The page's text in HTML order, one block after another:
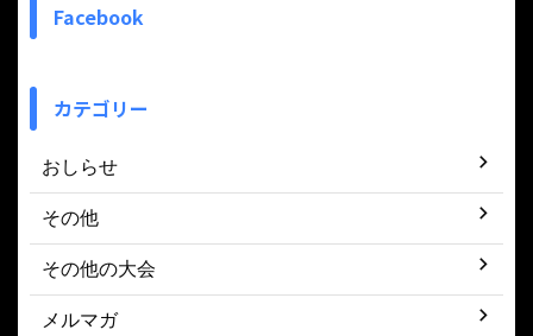
Facebook
カテゴリー
おしらせ
その他
その他の大会
メルマガ